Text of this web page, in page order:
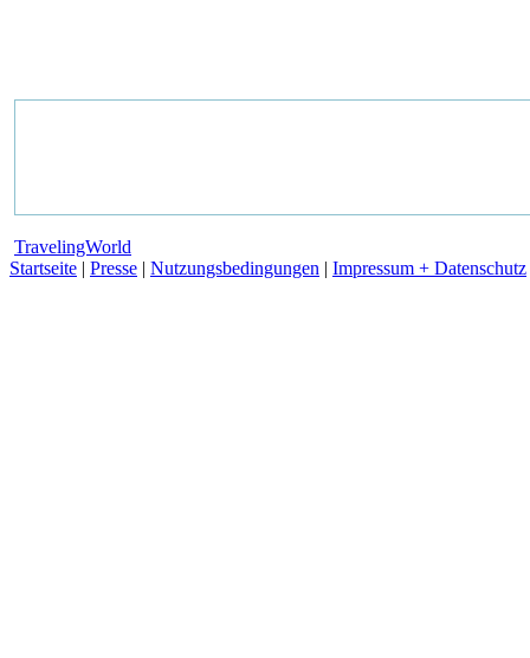
TravelingWorld
Startseite | Presse | Nutzungsbedingungen | Impressum + Datenschutz